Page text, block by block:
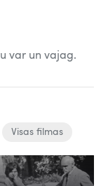
var un vajag.
Visas filmas